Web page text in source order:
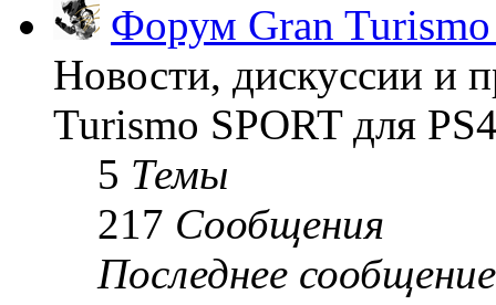
Форум Gran Turismo
Новости, дискуссии и
Turismo SPORT для
5 Темы
217 Сообщения
Последнее сообщение